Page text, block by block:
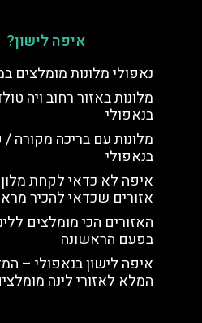
איפה לישון?
נאפולי מלונות מומלצים
מלונות באזור רחוב ויה
בנאפולי
מלונות עם בריכה מקורה
בנאפולי
איפה לא כדאי לקחת מלון
אזורים שכדאי להכיר
האזורים הכי מומלצים
בפעם הראשונה
איפה לישון בנאפולי –
המלא לאזורי לינה